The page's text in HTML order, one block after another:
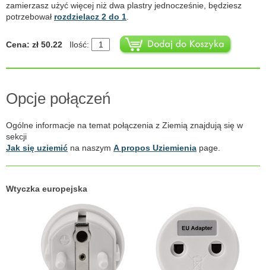
zamierzasz użyć więcej niż dwa plastry jednocześnie, będziesz
potrzebował rozdzielacz 2 do 1
Cena: zł 50.22 Ilość:
Opcje połączeń
Ogólne informacje na temat połączenia z Ziemią znajdują się w
sekcji
Jak się uziemić na naszym A propos Uziemienia page.
Wtyczka europejska